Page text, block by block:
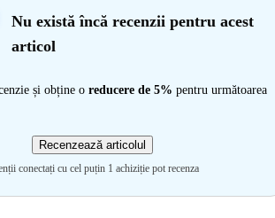
Nu există încă recenzii pentru acest
articol
și obține o reducere de 5% pentru următoarea
Recenzează articolul
conectați cu cel puțin 1 achiziție pot recenza